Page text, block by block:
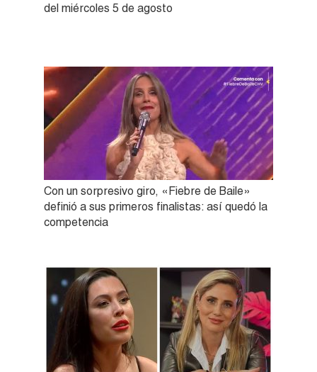
del miércoles 5 de agosto
Con un sorpresivo giro, «Fiebre de Baile»
definió a sus primeros finalistas: así quedó la
competencia